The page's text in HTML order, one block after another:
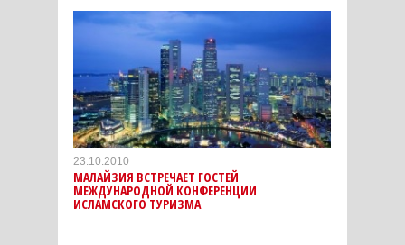
23.10.2010
МАЛАЙЗИЯ ВСТРЕЧАЕТ ГОСТЕЙ
МЕЖДУНАРОДНОЙ КОНФЕРЕНЦИИ
ИСЛАМСКОГО ТУРИЗМА